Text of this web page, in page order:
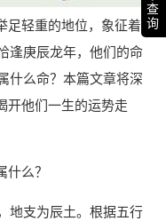
查
询
足轻重的地位，象征着
逢庚辰龙年，他们的命
什么命？本篇文章将深
开他们一生的运势走
么？
地支为辰土。根据五行